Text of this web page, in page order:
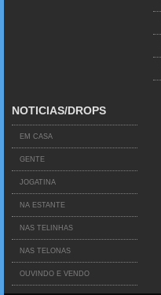
NOTICIAS/DROPS
EM CASA
GENTE
JOGATINA
NA ESTANTE
NAS TELINHAS
NAS TELONAS
OUVINDO E VENDO